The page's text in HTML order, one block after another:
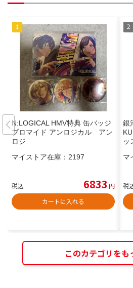
N:LOGICAL HMV特典 缶バッジ
ブロマイド アンロジカル アン
ロジ
マイストア在庫： 2197
税込 6833 円
カートに入れる
銀
ッ
マ
税
このカテゴリをも